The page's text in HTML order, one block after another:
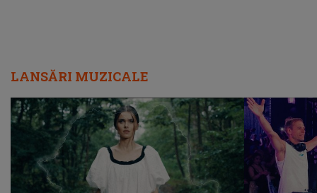
LANSĂRI MUZICALE